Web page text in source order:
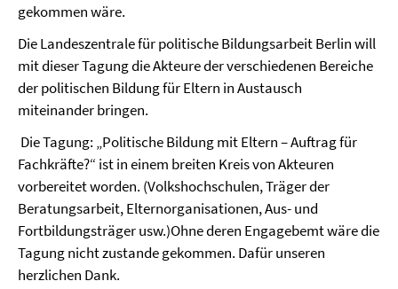
gekommen wäre.
Die Landeszentrale für politische Bildungsarbeit Berlin will
mit dieser Tagung die Akteure der verschiedenen Bereiche
der politischen Bildung für Eltern in Austausch
miteinander bringen.
Die Tagung: „Politische Bildung mit Eltern – Auftrag für
Fachkräfte?“ ist in einem breiten Kreis von Akteuren
vorbereitet worden. (Volkshochschulen, Träger der
Beratungsarbeit, Elternorganisationen, Aus- und
Fortbildungsträger usw.)Ohne deren Engagebemt wäre die
Tagung nicht zustande gekommen. Dafür unseren
herzlichen Dank.